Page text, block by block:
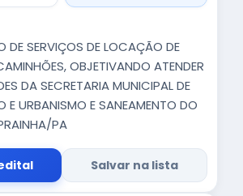
SERVIÇOS DE LOCAÇÃO DE
OBJETIVANDO ATENDER
DA SECRETARIA MUNICIPAL DE
E URBANISMO E SANEAMENTO DO
PA
Salvar na lista